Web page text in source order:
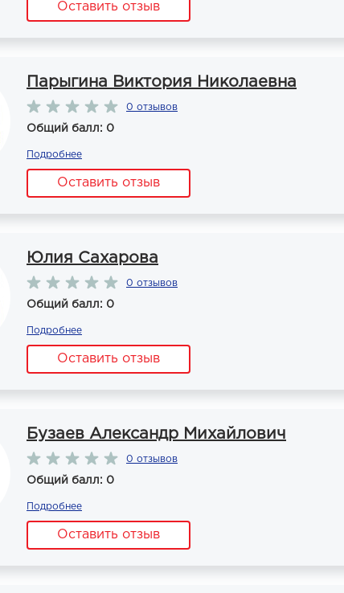
Оставить отзыв
Парыгина Виктория Николаевна
0 отзывов
Общий балл: 0
Подробнее
Оставить отзыв
Юлия Сахарова
0 отзывов
Общий балл: 0
Подробнее
Оставить отзыв
Бузаев Александр Михайлович
0 отзывов
Общий балл: 0
Подробнее
Оставить отзыв